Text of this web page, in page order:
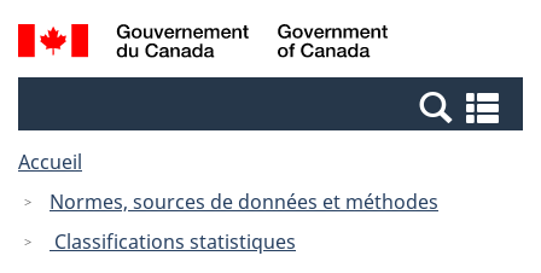
Passer
au
Passer
à
Canada
Recherche
et
et
Accueil
Normes, sources de données et méthodes
Classifications statistiques